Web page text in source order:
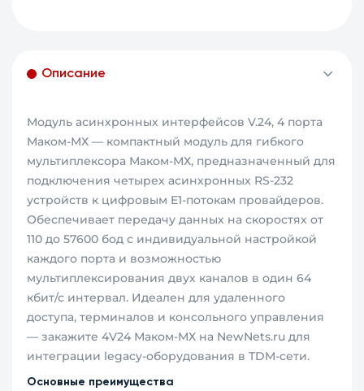
Описание
Модуль асинхронных интерфейсов V.24, 4 порта
Маком-МХ — компактный модуль для гибкого
мультиплексора Маком-МХ, предназначенный для
подключения четырех асинхронных RS-232
устройств к цифровым E1-потокам провайдеров.
Обеспечивает передачу данных на скоростях от
110 до 57600 бод с индивидуальной настройкой
каждого порта и возможностью
мультиплексирования двух каналов в один 64
кбит/с интервал. Идеален для удаленного
доступа, терминалов и консольного управления
— закажите 4V24 Маком-МХ на NewNets.ru для
интеграции legacy-оборудования в TDM-сети.
Основные преимущества